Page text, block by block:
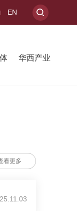
EN
华西产业
看更多